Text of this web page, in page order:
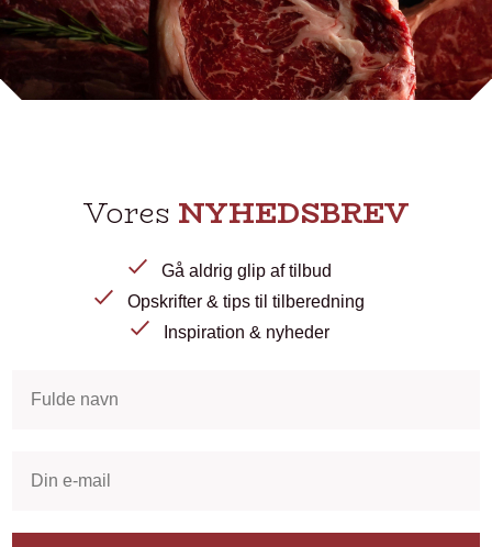
Vores NYHEDSBREV
Gå aldrig glip af tilbud
Opskrifter & tips til tilberedning
Inspiration & nyheder